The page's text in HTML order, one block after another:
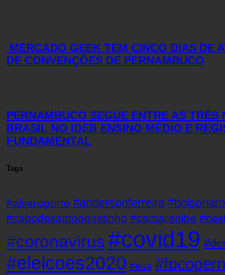
MERCADO GEEK TEM CINCO DIAS DE
DE CONVENÇÕES DE PERNAMBUCO
PERNAMBUCO SEGUE ENTRE AS TRÊS
BRASIL NO IDEB ENSINO MÉDIO E
FUNDAMENTAL
Tags
#alvaroporto #andersonferreira #bolsonaro
#cabodesantoagostinho #camaragibe
#coronavirus #covid19
#eleicoes2020 #eua